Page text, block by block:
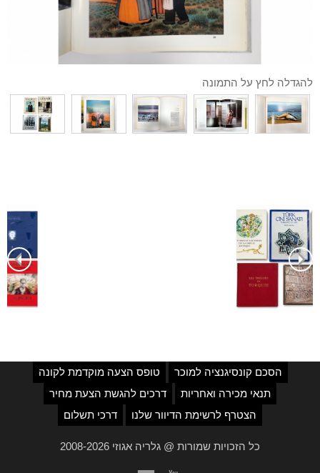
להגדלה לחץ על התמונה
הסכם קונסיגנציה למוכר
טופס הצעה מוקדמת לקונה
תנאי מכירה ואחריות
דרכים להגשת הצעת מחיר
הצטרף לרשימת הדיוור שלנו
דרכי תשלום
כל הזכויות שמורות @ גלריה אגוזי 2008-2026